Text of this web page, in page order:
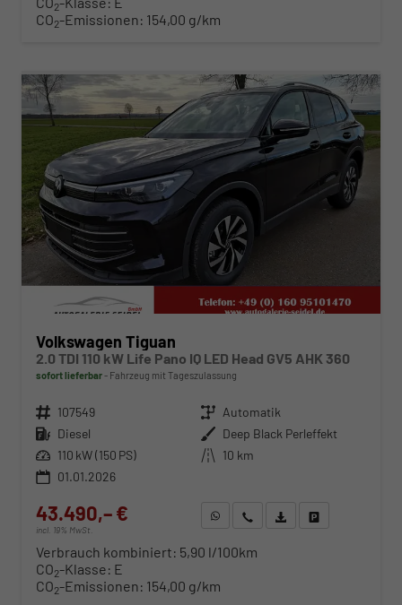
2
CO2-Emissionen: 154,00 g/km
Volkswagen Tiguan
2.0 TDI 110 kW Life Pano IQ LED Head GV5 AHK 360
sofort lieferbar Fahrzeug mit Tageszulassung
Fahrzeugnr. 107549 Getriebe Automatik
Kraftstoff Diesel Außenfarbe Deep Black Perleffekt
Leistung 110 kW (150 PS) Kilometerstand 10 km
01.01.2026
43.490,– €
incl. 19% MwSt.
WhatsApp anfragen
Wir rufen Sie anFahrzeugexposé (PDF)
Verbrauch kombiniert: 5,90 l/100km
CO2-Klasse: E
CO2-Emissionen: 154,00 g/km